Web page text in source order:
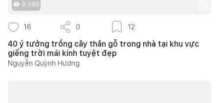
9.595
16 0 12
40 ý tưởng trồng cây thân gỗ trong nhà tại khu vực
giếng trời mái kính tuyệt đẹp
Nguyễn Quỳnh Hương